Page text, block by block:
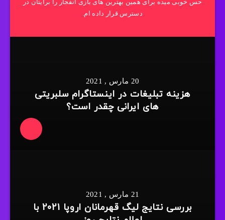
حس خوبی میده برای همین بهترین های بازی انفجار را برایتان در
دسترس قرار داده ام.
20 مارس , 2021
هزینه تبلیغات در اینستاگرام سلبریتی
های ایرانی چقدر است؟
21 مارس , 2021
بررسی نتایج لیگ قهرمانان اروپا 2021 با